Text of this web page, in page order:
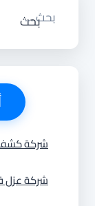
البحث
عن:
شركة كشف
شركة عزل